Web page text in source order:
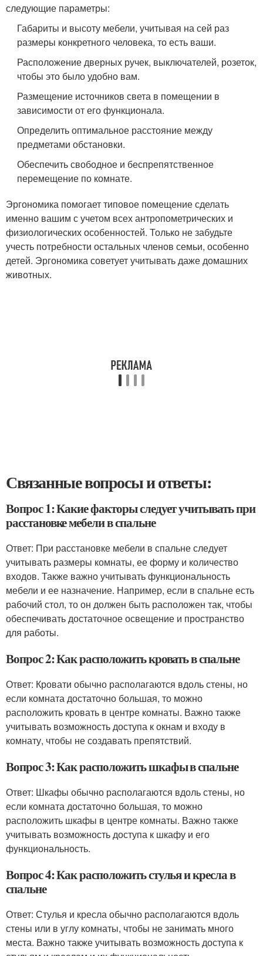
следующие параметры:
Габариты и высоту мебели, учитывая на сей раз
размеры конкретного человека, то есть ваши.
Расположение дверных ручек, выключателей, розеток,
чтобы это было удобно вам.
Размещение источников света в помещении в
зависимости от его функционала.
Определить оптимальное расстояние между
предметами обстановки.
Обеспечить свободное и беспрепятственное
перемещение по комнате.
Эргономика помогает типовое помещение сделать
именно вашим с учетом всех антропометрических и
физиологических особенностей. Только не забудьте
учесть потребности остальных членов семьи, особенно
детей. Эргономика советует учитывать даже домашних
животных.
Связанные вопросы и ответы:
Вопрос 1: Какие факторы следует учитывать при
расстановке мебели в спальне
Ответ: При расстановке мебели в спальне следует
учитывать размеры комнаты, ее форму и количество
входов. Также важно учитывать функциональность
мебели и ее назначение. Например, если в спальне есть
рабочий стол, то он должен быть расположен так, чтобы
обеспечивать достаточное освещение и пространство
для работы.
Вопрос 2: Как расположить кровать в спальне
Ответ: Кровати обычно располагаются вдоль стены, но
если комната достаточно большая, то можно
расположить кровать в центре комнаты. Важно также
учитывать возможность доступа к окнам и входу в
комнату, чтобы не создавать препятствий.
Вопрос 3: Как расположить шкафы в спальне
Ответ: Шкафы обычно располагаются вдоль стены, но
если комната достаточно большая, то можно
расположить шкафы в центре комнаты. Важно также
учитывать возможность доступа к шкафу и его
функциональность.
Вопрос 4: Как расположить стулья и кресла в
спальне
Ответ: Стулья и кресла обычно располагаются вдоль
стены или в углу комнаты, чтобы не занимать много
места. Важно также учитывать возможность доступа к